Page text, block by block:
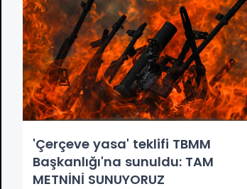
'Çerçeve yasa' teklifi TBMM
Başkanlığı'na sunuldu: TAM
METNİNİ SUNUYORUZ